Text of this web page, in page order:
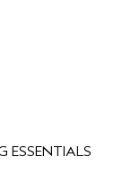
ESSENTIALS